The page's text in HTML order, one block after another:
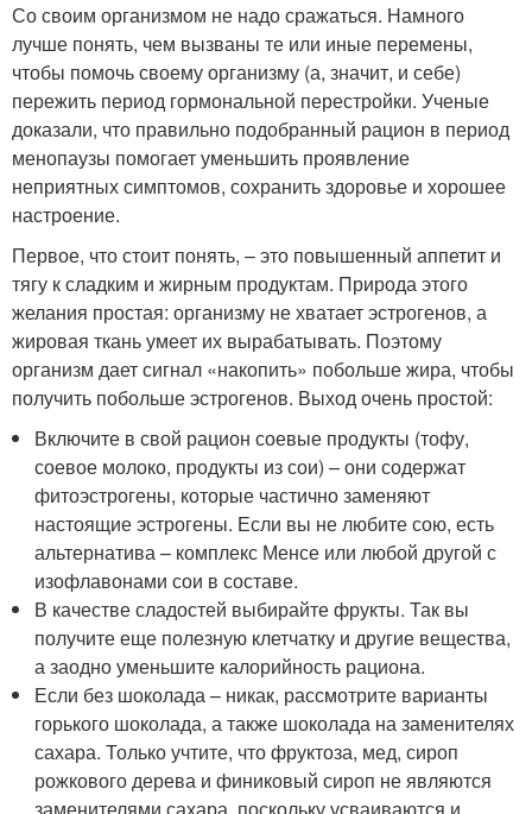
Со своим организмом не надо сражаться. Намного
лучше понять, чем вызваны те или иные перемены,
чтобы помочь своему организму (а, значит, и себе)
пережить период гормональной перестройки. Ученые
доказали, что правильно подобранный рацион в период
менопаузы помогает уменьшить проявление
неприятных симптомов, сохранить здоровье и хорошее
настроение.
Первое, что стоит понять, – это повышенный аппетит и
тягу к сладким и жирным продуктам. Природа этого
желания простая: организму не хватает эстрогенов, а
жировая ткань умеет их вырабатывать. Поэтому
организм дает сигнал «накопить» побольше жира, чтобы
получить побольше эстрогенов. Выход очень простой:
Включите в свой рацион соевые продукты (тофу,
соевое молоко, продукты из сои) – они содержат
фитоэстрогены, которые частично заменяют
настоящие эстрогены. Если вы не любите сою, есть
альтернатива – комплекс Менсе или любой другой с
изофлавонами сои в составе.
В качестве сладостей выбирайте фрукты. Так вы
получите еще полезную клетчатку и другие вещества,
а заодно уменьшите калорийность рациона.
Если без шоколада – никак, рассмотрите варианты
горького шоколада, а также шоколада на заменителях
сахара. Только учтите, что фруктоза, мед, сироп
рожкового дерева и финиковый сироп не являются